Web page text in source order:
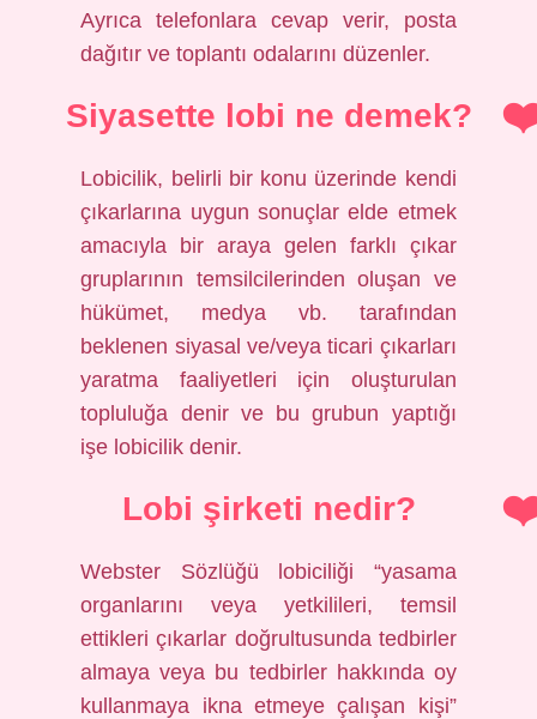
Ayrıca telefonlara cevap verir, posta
dağıtır ve toplantı odalarını düzenler.
Siyasette lobi ne demek?
Lobicilik, belirli bir konu üzerinde kendi
çıkarlarına uygun sonuçlar elde etmek
amacıyla bir araya gelen farklı çıkar
gruplarının temsilcilerinden oluşan ve
hükümet, medya vb. tarafından
beklenen siyasal ve/veya ticari çıkarları
yaratma faaliyetleri için oluşturulan
topluluğa denir ve bu grubun yaptığı
işe lobicilik denir.
Lobi şirketi nedir?
Webster Sözlüğü lobiciliği “yasama
organlarını veya yetkilileri, temsil
ettikleri çıkarlar doğrultusunda tedbirler
almaya veya bu tedbirler hakkında oy
kullanmaya ikna etmeye çalışan kişi”